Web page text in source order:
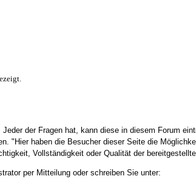
der Fragen hat, kann diese in diesem Forum
"Hier haben die Besucher dieser Seite die
Vollständigkeit oder Qualität der
per Mitteilung oder schreiben Sie unter: